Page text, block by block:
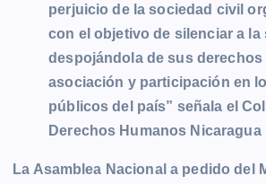
perjuicio de la sociedad civil
con el objetivo de silenciar a la
despojándola de sus derechos
asociación y participación en
públicos del país” señala el
Derechos Humanos Nicaragua
La Asamblea Nacional a pedido del